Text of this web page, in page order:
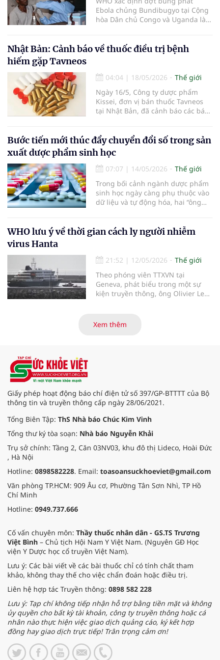
từ năm 1976.
Ebola chủng Bundibugyo tại Cộng
hòa Dân chủ Congo và Uganda là
Việt Nam khẳng định chưa ghi
nhận dịch lan rộng toàn cầu, đồng
dịch và khuyến cáo người dân theo
dõi sức khỏe khi trở về từ vùng
dịch.
Nhật Bản: Cảnh báo về thuốc điều trị bệnh
hiếm gặp Tavneos
04:04 | 18/05/2026
Thế giới
Ngày 16/5, Công ty dược phẩm
Kissei, đơn vị bán thuốc Tavneos
tại Nhật Bản, đã cảnh báo các bác
này cho các bệnh nhân mới, sau
khi 20 người tử vong vì sử dụng
thuốc.
Bước tiến mới thúc đẩy chuyển đổi số trong sản
xuất dược phẩm sinh học
07:07 | 14/05/2026
Thế giới
Trong bối cảnh ngành dược phẩm
sinh học ngày càng phụ thuộc vào
dữ liệu và tự động hóa, hai “ông
giải quyết một trong những nút
thắt lớn nhất của ngành: sự phân
Automation và Cytiva vừa công bố
nền tảng Figurate SCADA, một hệ
thống giám sát và thu thập dữ liệu
được thiết kế để tăng tốc quá trình
chuyển đổi số trong sản xuất dược
WHO lưu ý về thời gian cách ly người nhiễm
virus Hanta
21:52 | 12/05/2026
Thế giới
Theo phóng viên TTXVN tại
Geneva, phát biểu trong một sự
kiện truyền thông, ông Olivier Le
phục vụ ứng phó của Tổ chức Y tế
thế giới (WHO) - ngày 11/5 đã cung
Xem thêm
Giấy phép hoạt động báo chí điện tử số 397/GP-BTTTT của Bộ
thông tin và truyền thông cấp ngày 28/06/2021.
Tổng Biên Tập: ThS Nhà báo Chúc Kim Vinh
Tổng thư ký tòa soạn: Nhà báo Nguyễn Khải
Trụ sở chính: Tầng 2, Căn 03NV03, khu đô thị Lideco, Hoài Đức
, Hà Nội
Hotline: 0898582228. Email: toasoansuckhoeviet@gmail.com
Văn phòng TP.HCM: 909 Âu cơ, Phường Tân Sơn Nhì, TP Hồ
Chí Minh
Hotline: 0949.737.666
Cố vấn chuyên môn: Thầy thuốc nhân dân - GS.TS Trương
Việt Bình – Chủ tịch Hội Nam Y Việt Nam. (Nguyên GĐ Học
viện Y Dược học cổ truyền Việt Nam).
Lưu ý: Các bài viết về các bài thuốc chỉ có tính chất tham
khảo, không thay thế cho việc chẩn đoán hoặc điều trị.
Liên hệ hợp tác Truyền thông: 0898 582 228
Lưu ý: Tạp chí không tiếp nhận hỗ trợ bằng tiền mặt và không
ủy quyền cho bất kỳ tài khoản, công ty truyền thông hoặc cá
nhân nào thực hiện việc giao dịch quảng cáo, ký kết hợp
đồng hay giao dịch trực tiếp! Trân trọng cảm ơn!